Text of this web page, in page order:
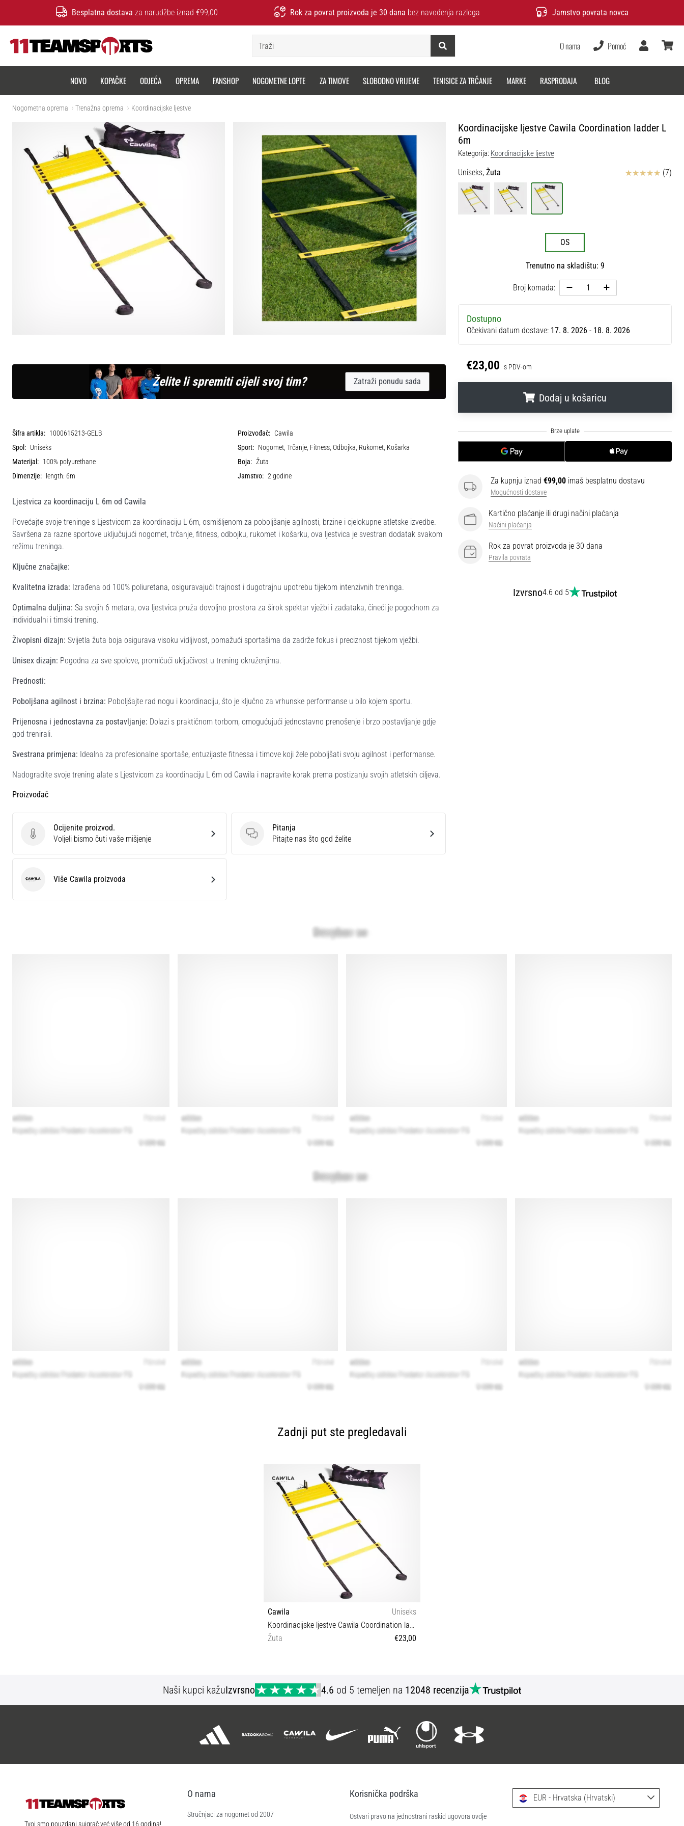
Besplatna dostava za narudžbe iznad €99,00 Rok za povrat proizvoda je 30 dana bez navođenja razloga Jamstvo povrata novca
O nama Pomoć
Korisnik
NOVO KOPAČKE ODJEĆA OPREMA FANSHOP NOGOMETNE LOPTE ZA TIMOVE SLOBODNO VRIJEME TENISICE ZA TRČANJE MARKE RASPRODAJA BLOG
Nogometna oprema Trenažna oprema Koordinacijske ljestve
Koordinacijske ljestve Cawila Coordination ladder L
6m
Kategorija: Koordinacijske ljestve
Uniseks, Žuta Ocjena proizvoda
(7)
OS
Trenutno na skladištu: 9
Broj komada:
Dostupno
Očekivani datum dostave: 17. 8. 2026 - 18. 8. 2026
€23,00 s PDV-om
Dodaj u košaricu
Za kupnju iznad €99,00 imaš besplatnu dostavu
Mogućnosti dostave
Kartično plaćanje ili drugi načini plaćanja
Načini plaćanja
Rok za povrat proizvoda je 30 dana
Pravila povrata
Izvrsno4.6 od 5
Želite li spremiti cijeli svoj tim? Zatraži ponudu sada
Šifra artikla: 1000615213-GELB Proizvođač: Cawila
Spol: Uniseks Sport: Nogomet, Trčanje, Fitness, Odbojka, Rukomet, Košarka
Materijal: 100% polyurethane Boja: Žuta
Dimenzije:
length: 6m Jamstvo: 2 godine
Ljestvica za koordinaciju L 6m od Cawila
Povećajte svoje treninge s Ljestvicom za koordinaciju L 6m, osmišljenom za poboljšanje agilnosti, brzine i cjelokupne atletske izvedbe.
Savršena za razne sportove uključujući nogomet, trčanje, fitness, odbojku, rukomet i košarku, ova ljestvica je svestran dodatak svakom
režimu treninga.
Ključne značajke:
Kvalitetna izrada: Izrađena od 100% poliuretana, osiguravajući trajnost i dugotrajnu upotrebu tijekom intenzivnih treninga.
Optimalna duljina: Sa svojih 6 metara, ova ljestvica pruža dovoljno prostora za širok spektar vježbi i zadataka, čineći je pogodnom za
individualni i timski trening.
Živopisni dizajn: Svijetla žuta boja osigurava visoku vidljivost, pomažući sportašima da zadrže fokus i preciznost tijekom vježbi.
Unisex dizajn: Pogodna za sve spolove, promičući uključivost u trening okruženjima.
Prednosti:
Poboljšana agilnost i brzina: Poboljšajte rad nogu i koordinaciju, što je ključno za vrhunske performanse u bilo kojem sportu.
Prijenosna i jednostavna za postavljanje: Dolazi s praktičnom torbom, omogućujući jednostavno prenošenje i brzo postavljanje gdje
god trenirali.
Svestrana primjena: Idealna za profesionalne sportaše, entuzijaste fitnessa i timove koji žele poboljšati svoju agilnost i performanse.
Nadogradite svoje trening alate s Ljestvicom za koordinaciju L 6m od Cawila i napravite korak prema postizanju svojih atletskih ciljeva.
Proizvođač
Ocijenite proizvod.
Ocijenite proizvod.
Voljeli bismo čuti vaše mišjenje
Pitanja
Pitanja
Pitajte nas što god želite
Cawila Više Cawila proizvoda
Zadnji put ste pregledavali
Cawila
Uniseks
Koordinacijske ljestve Cawila Coordination ladder L 6m
Žuta
€23,00
Naši kupci kažuIzvrsno 4.6 od 5 temeljen na 12048 recenzija
11teamsports.hr
Tvoj smo pouzdani suigrač već više od 16 godina!
O nama
Stručnjaci za nogomet od 2007
Korisnička podrška
Ostvari pravo na jednostrani raskid ugovora ovdje
EUR - Hrvatska (Hrvatski)